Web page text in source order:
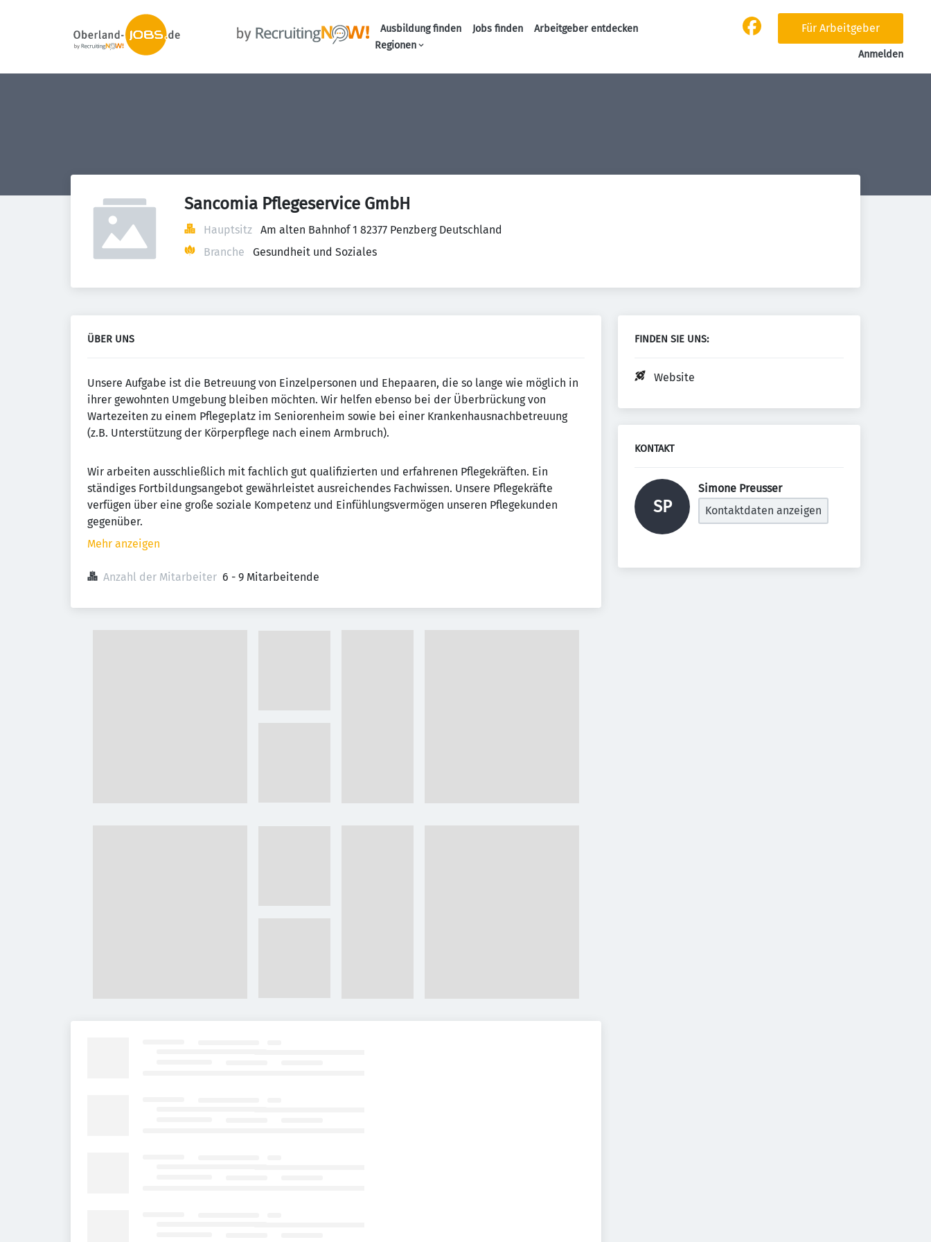
Ausbildung finden Jobs finden
Arbeitgeber entdecken
Regionen
Für Arbeitgeber
Anmelden
Sancomia Pflegeservice GmbH
Hauptsitz
Am alten Bahnhof 1 82377 Penzberg Deutschland
Branche
Gesundheit und Soziales
ÜBER UNS
Unsere Aufgabe ist die Betreuung von Einzelpersonen und Ehepaaren, die so lange wie möglich in
ihrer gewohnten Umgebung bleiben möchten. Wir helfen ebenso bei der Überbrückung von
Wartezeiten zu einem Pflegeplatz im Seniorenheim sowie bei einer Krankenhausnachbetreuung
(z.B. Unterstützung der Körperpflege nach einem Armbruch).
Wir arbeiten ausschließlich mit fachlich gut qualifizierten und erfahrenen Pflegekräften. Ein
ständiges Fortbildungsangebot gewährleistet ausreichendes Fachwissen. Unsere Pflegekräfte
verfügen über eine große soziale Kompetenz und Einfühlungsvermögen unseren Pflegekunden
gegenüber.
Mehr anzeigen
Anzahl der Mitarbeiter 6 - 9 Mitarbeitende
FINDEN SIE UNS:
Website
KONTAKT
SP
Simone Preusser
Kontaktdaten anzeigen